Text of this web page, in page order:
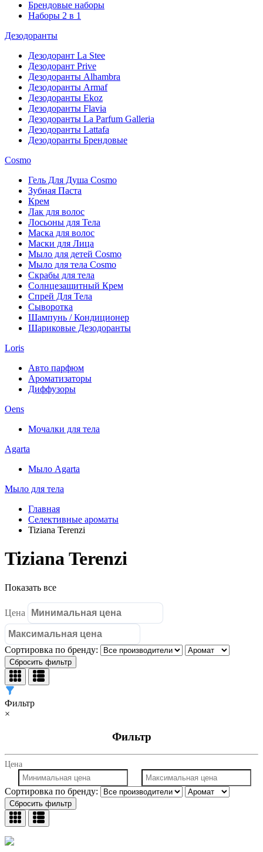
Брендовые наборы
Наборы 2 в 1
Дезодоранты
Дезодорант La Stee
Дезодорант Prive
Дезодоранты Alhambra
Дезодоранты Armaf
Дезодоранты Ekoz
Дезодоранты Flavia
Дезодоранты La Parfum Galleria
Дезодоранты Lattafa
Дезодоранты Брендовые
Cosmo
Гель Для Душа Cosmo
Зубная Паста
Крем
Лак для волос
Лосьоны для Тела
Маска для волос
Маски для Лица
Мыло для детей Cosmo
Мыло для тела Cosmo
Скрабы для тела
Солнцезащитный Крем
Спрей Для Тела
Сыворотка
Шампунь / Кондиционер
Шариковые Дезодоранты
Loris
Авто парфюм
Ароматизаторы
Диффузоры
Oens
Мочалки для тела
Agarta
Мыло Agarta
Мыло для тела
Главная
Селективные ароматы
Tiziana Terenzi
Tiziana Terenzi
Показать все
Цена
Сортировка по бренду:
Сбросить фильтр
Фильтр
×
Фильтр
Цена
Сортировка по бренду:
Сбросить фильтр